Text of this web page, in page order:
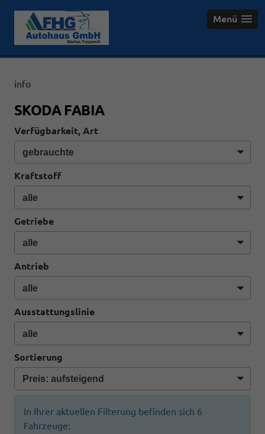
Menü
info
SKODA FABIA
Verfügbarkeit, Art
Kraftstoff
Getriebe
Antrieb
Ausstattungslinie
Sortierung
In Ihrer aktuellen Filterung befinden sich 6
Fahrzeuge: